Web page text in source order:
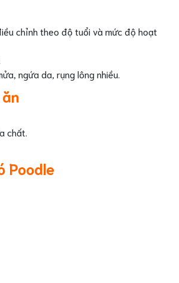
chỉnh theo độ tuổi và mức độ hoạt
ngứa da, rụng lông nhiều.
chất.
Poodle